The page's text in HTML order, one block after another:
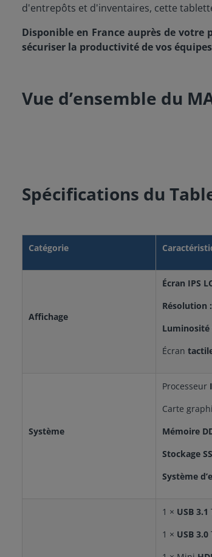
d'entrepôts et d'inventaires, cette
Disponible en France auprès de votre
sécuriser la productivité de vos
Vue d’ensemble du
Spécifications du
Catégorie
Affichage
Écran IPS
Résolution :
Luminosité
Écran
Système
Processeur
Carte
Mémoire
Stockage
Système
1 × USB 3.1
1 × USB 3.0